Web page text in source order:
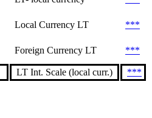
Local Currency LT
***
Foreign Currency LT ***
LT Int. Scale (local curr.) ***